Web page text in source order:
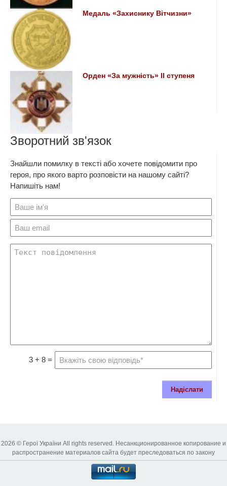
Медаль «Захиснику Вітчизни»
Орден «За мужність» II ступеня
Зворотний зв'язок
Знайшли помилку в тексті або хочете повідомити про
героя, про якого варто розповісти на нашому сайті?
Напишіть нам!
3 + 8 =
Надіслати
2026 © Герої України All rights reserved. Несанкционированное копирование и
распространение материалов сайта будет преследоваться по закону